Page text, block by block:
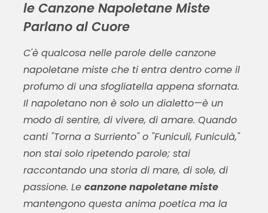
le Canzone Napoletane Miste
Parlano al Cuore
C'è qualcosa nelle parole delle canzone
napoletane misteche ti entra dentro come il
profumo di una sfogliatella appena sfornata.
Il napoletano non è solo un dialetto—è un
modo di sentire, di vivere, di amare. Quando
canti "Torna a Surriento" o "Funiculì, Funiculà,"
non stai solo ripetendo parole; stai
raccontando una storia di mare, di sole, di
passione. Le canzone napoletane miste
mantengono questa anima poetica ma la